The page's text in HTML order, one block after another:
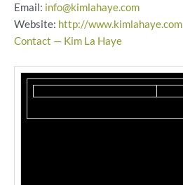
Email: info@kimlahaye.com
Website: http://www.kimlahaye.com
Contact — Kim La Haye